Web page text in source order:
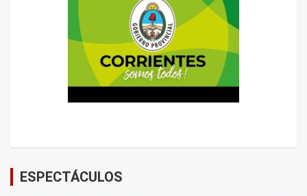
ESPECTÁCULOS